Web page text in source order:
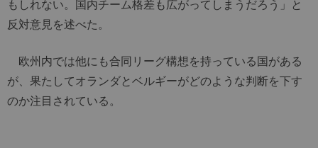
もしれない。国内チーム格差も広がってしまうだろう」と
反対意見を述べた。
欧州内では他にも合同リーグ構想を持っている国がある
が、果たしてオランダとベルギーがどのような判断を下す
のか注目されている。